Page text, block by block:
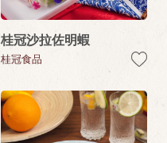
桂冠沙拉佐明蝦
桂冠食品